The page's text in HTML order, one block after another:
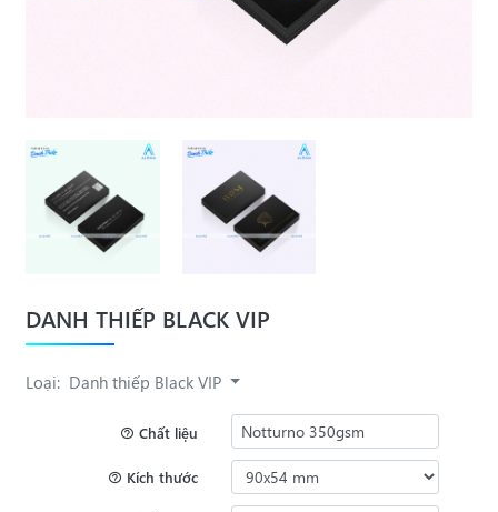
DANH THIẾP BLACK VIP
Loại: Danh thiếp Black VIP
Chất liệu
Kích thước